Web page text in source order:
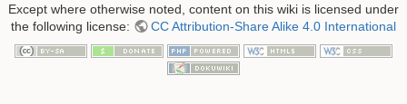
Except where otherwise noted, content on this wiki is licensed under
the following license:
CC Attribution-Share Alike 4.0 International